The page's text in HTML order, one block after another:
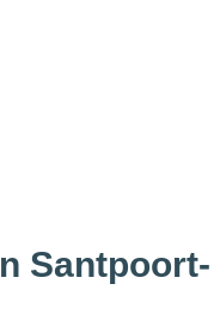
Santpoort-